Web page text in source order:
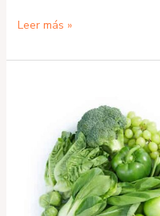
Leer más »